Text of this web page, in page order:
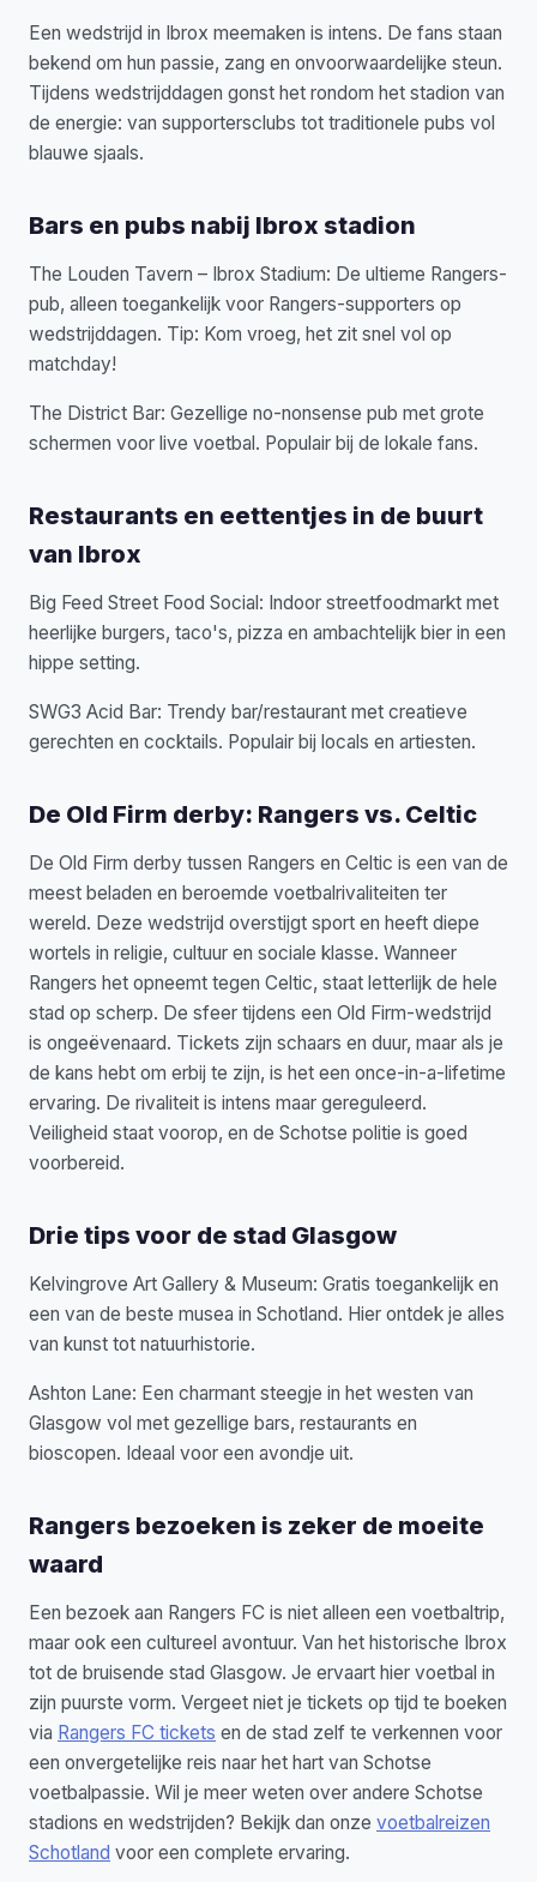
Een wedstrijd in Ibrox meemaken is intens. De fans staan
bekend om hun passie, zang en onvoorwaardelijke steun.
Tijdens wedstrijddagen gonst het rondom het stadion van
de energie: van supportersclubs tot traditionele pubs vol
blauwe sjaals.
Bars en pubs nabij Ibrox stadion
The Louden Tavern – Ibrox Stadium: De ultieme Rangers-
pub, alleen toegankelijk voor Rangers-supporters op
wedstrijddagen. Tip: Kom vroeg, het zit snel vol op
matchday!
The District Bar: Gezellige no-nonsense pub met grote
schermen voor live voetbal. Populair bij de lokale fans.
Restaurants en eettentjes in de buurt
van Ibrox
Big Feed Street Food Social: Indoor streetfoodmarkt met
heerlijke burgers, taco's, pizza en ambachtelijk bier in een
hippe setting.
SWG3 Acid Bar: Trendy bar/restaurant met creatieve
gerechten en cocktails. Populair bij locals en artiesten.
De Old Firm derby: Rangers vs. Celtic
De Old Firm derby tussen Rangers en Celtic is een van de
meest beladen en beroemde voetbalrivaliteiten ter
wereld. Deze wedstrijd overstijgt sport en heeft diepe
wortels in religie, cultuur en sociale klasse. Wanneer
Rangers het opneemt tegen Celtic, staat letterlijk de hele
stad op scherp. De sfeer tijdens een Old Firm-wedstrijd
is ongeëvenaard. Tickets zijn schaars en duur, maar als je
de kans hebt om erbij te zijn, is het een once-in-a-lifetime
ervaring. De rivaliteit is intens maar gereguleerd.
Veiligheid staat voorop, en de Schotse politie is goed
voorbereid.
Drie tips voor de stad Glasgow
Kelvingrove Art Gallery & Museum: Gratis toegankelijk en
een van de beste musea in Schotland. Hier ontdek je alles
van kunst tot natuurhistorie.
Ashton Lane: Een charmant steegje in het westen van
Glasgow vol met gezellige bars, restaurants en
bioscopen. Ideaal voor een avondje uit.
Rangers bezoeken is zeker de moeite
waard
Een bezoek aan Rangers FC is niet alleen een voetbaltrip,
maar ook een cultureel avontuur. Van het historische Ibrox
tot de bruisende stad Glasgow. Je ervaart hier voetbal in
zijn puurste vorm. Vergeet niet je tickets op tijd te boeken
via Rangers FC tickets en de stad zelf te verkennen voor
een onvergetelijke reis naar het hart van Schotse
voetbalpassie. Wil je meer weten over andere Schotse
stadions en wedstrijden? Bekijk dan onze voetbalreizen
Schotland voor een complete ervaring.